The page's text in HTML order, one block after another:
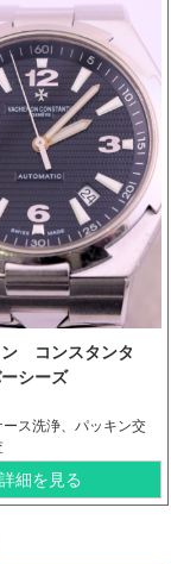
ン コンスタンタ
シーズ
ス洗浄、パッキン交
詳細を見る